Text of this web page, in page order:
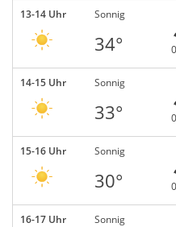
13-14 Uhr Sonnig
34°
14-15 Uhr Sonnig
33°
15-16 Uhr Sonnig
30°
16-17 Uhr Sonnig